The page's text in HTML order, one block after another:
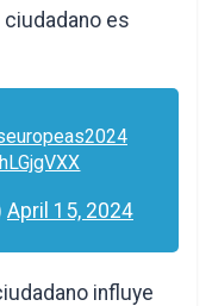
es
April 15, 2024
influye